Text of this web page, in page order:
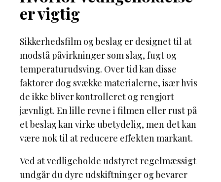
er vigtig
Sikkerhedsfilm og beslag er designet til at
modstå påvirkninger som slag, fugt og
temperaturudsving. Over tid kan disse
faktorer dog svække materialerne, især hvis
de ikke bliver kontrolleret og rengjort
jævnligt. En lille revne i filmen eller rust på
et beslag kan virke ubetydelig, men det kan
være nok til at reducere effekten markant.
Ved at vedligeholde udstyret regelmæssigt
undgår du dyre udskiftninger og bevarer